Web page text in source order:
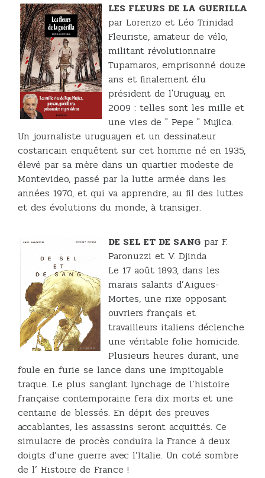
LES FLEURS DE LA GUERILLA
par Lorenzo et Léo Trinidad
Fleuriste, amateur de vélo,
militant révolutionnaire
Tupamaros, emprisonné douze
ans et finalement élu
président de l'Uruguay, en
2009 : telles sont les mille et
une vies de " Pepe " Mujica.
Un journaliste uruguayen et un dessinateur
costaricain enquêtent sur cet homme né en 1935,
élevé par sa mère dans un quartier modeste de
Montevideo, passé par la lutte armée dans les
années 1970, et qui va apprendre, au fil des luttes
et des évolutions du monde, à transiger.
DE SEL ET DE SANG par F.
Paronuzzi et V. Djinda
Le 17 août 1893, dans les
marais salants d’Aigues-
Mortes, une rixe opposant
ouvriers français et
travailleurs italiens déclenche
une véritable folie homicide.
Plusieurs heures durant, une
foule en furie se lance dans une impitoyable
traque. Le plus sanglant lynchage de l’histoire
française contemporaine fera dix morts et une
centaine de blessés. En dépit des preuves
accablantes, les assassins seront acquittés. Ce
simulacre de procès conduira la France à deux
doigts d’une guerre avec l’Italie. Un coté sombre
de l’ Histoire de France !